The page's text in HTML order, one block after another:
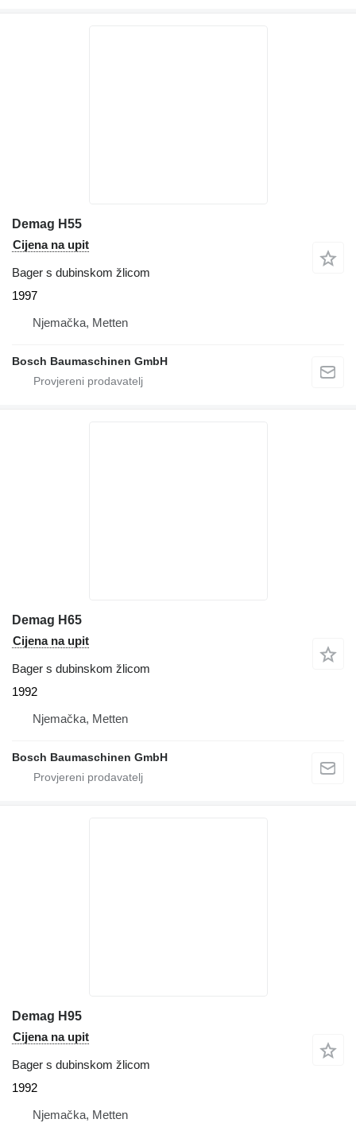
Demag H55
Cijena na upit
Bager s dubinskom žlicom
1997
Njemačka, Metten
Bosch Baumaschinen GmbH
Demag H65
Cijena na upit
Bager s dubinskom žlicom
1992
Njemačka, Metten
Bosch Baumaschinen GmbH
Demag H95
Cijena na upit
Bager s dubinskom žlicom
1992
Njemačka, Metten